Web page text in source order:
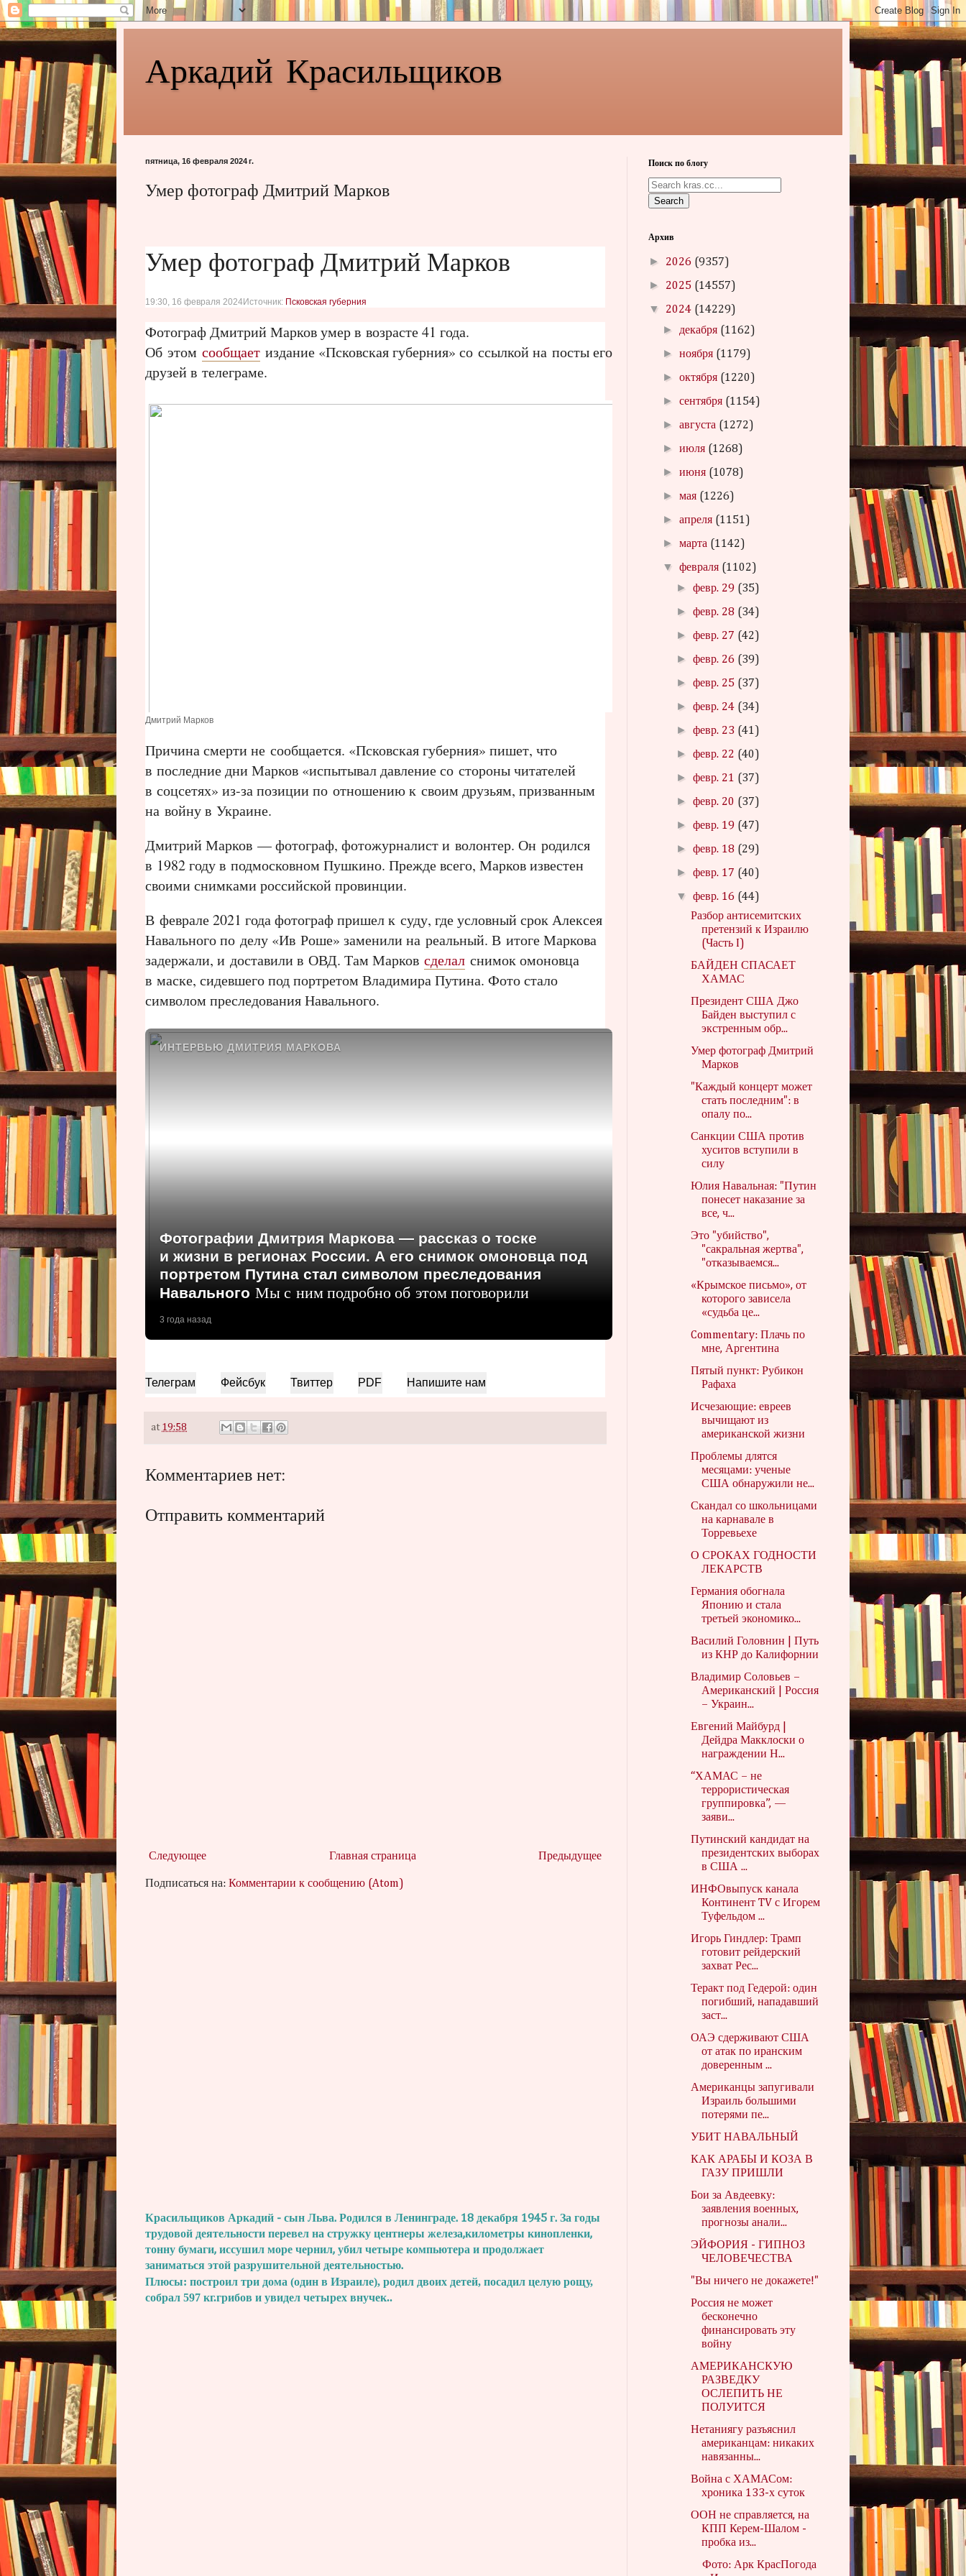
Аркадий Красильщиков
пятница, 16 февраля 2024 г.
Умер фотограф Дмитрий Марков
Умер фотограф Дмитрий Марков
19:30, 16 февраля 2024Источник: Псковская губерния
Фотограф Дмитрий Марков умер в возрасте 41 года.
Об этом сообщает издание «Псковская губерния» со ссылкой на посты его
друзей в телеграме.
Дмитрий Марков
Причина смерти не сообщается. «Псковская губерния» пишет, что
в последние дни Марков «испытывал давление со стороны читателей
в соцсетях» из-за позиции по отношению к своим друзьям, призванным
на войну в Украине.
Дмитрий Марков — фотограф, фотожурналист и волонтер. Он родился
в 1982 году в подмосковном Пушкино. Прежде всего, Марков известен
своими снимками российской провинции.
В феврале 2021 года фотограф пришел к суду, где условный срок Алексея
Навального по делу «Ив Роше» заменили на реальный. В итоге Маркова
задержали, и доставили в ОВД. Там Марков сделал снимок омоновца
в маске, сидевшего под портретом Владимира Путина. Фото стало
символом преследования Навального.
ИНТЕРВЬЮ ДМИТРИЯ МАРКОВА
Фотографии Дмитрия Маркова — рассказ о тоске
и жизни в регионах России. А его снимок омоновца под
портретом Путина стал символом преследования
Навального Мы с ним подробно об этом поговорили
3 года назад
Телеграм Фейсбук Твиттер PDF Напишите нам
at 19:58
Комментариев нет:
Отправить комментарий
Следующее Предыдущее
Главная страница
Подписаться на: Комментарии к сообщению (Atom)
Красильщиков Аркадий - сын Льва. Родился в Ленинграде. 18 декабря 1945 г. За годы
трудовой деятельности перевел на стружку центнеры железа,километры кинопленки,
тонну бумаги, иссушил море чернил, убил четыре компьютера и продолжает
заниматься этой разрушительной деятельностью.
Плюсы: построил три дома (один в Израиле), родил двоих детей, посадил целую рощу,
собрал 597 кг.грибов и увидел четырех внучек..
Поиск по блогу
Search
Архив
► 2026 (9357)
► 2025 (14557)
▼ 2024 (14229)
► декабря (1162)
►ноября (1179)
►октября (1220)
►сентября (1154)
►августа (1272)
►июля (1268)
►июня (1078)
►мая (1226)
►апреля (1151)
►марта (1142)
▼февраля (1102)
►февр. 29 (35)
►февр. 28 (34)
►февр. 27 (42)
►февр. 26 (39)
►февр. 25 (37)
►февр. 24 (34)
►февр. 23 (41)
►февр. 22 (40)
►февр. 21 (37)
►февр. 20 (37)
►февр. 19 (47)
►февр. 18 (29)
►февр. 17 (40)
▼февр. 16 (44)
Разбор антисемитских
претензий к Израилю
(Часть I)
БАЙДЕН СПАСАЕТ
ХАМАС
Президент США Джо
Байден выступил с
экстренным обр...
Умер фотограф Дмитрий
Марков
"Каждый концерт может
стать последним": в
опалу по...
Санкции США против
хуситов вступили в
силу
Юлия Навальная: "Путин
понесет наказание за
все, ч...
Это "убийство",
"сакральная жертва",
"отказываемся...
«Крымское письмо», от
которого зависела
«судьба це...
Commentary: Плачь по
мне, Аргентина
Пятый пункт: Рубикон
Рафаха
Исчезающие: евреев
вычищают из
американской жизни
Проблемы длятся
месяцами: ученые
США обнаружили не...
Скандал со школьницами
на карнавале в
Торревьехе
О СРОКАХ ГОДНОСТИ
ЛЕКАРСТВ
Германия обогнала
Японию и стала
третьей экономико...
Василий Головнин | Путь
из КНР до Калифорнии
Владимир Соловьев –
Американский | Россия
– Украин...
Евгений Майбурд |
Дейдра Макклоски о
награждении Н...
“ХАМАС – не
террористическая
группировка”, —
заяви...
Путинский кандидат на
президентских выборах
в США ...
ИНФОвыпуск канала
Континент TV с Игорем
Туфельдом ...
Игорь Гиндлер: Трамп
готовит рейдерский
захват Рес...
Теракт под Гедерой: один
погибший, нападавший
заст...
ОАЭ сдерживают США
от атак по иранским
доверенным ...
Американцы запугивали
Израиль большими
потерями пе...
УБИТ НАВАЛЬНЫЙ
КАК АРАБЫ И КОЗА В
ГАЗУ ПРИШЛИ
Бои за Авдеевку:
заявления военных,
прогнозы анали...
ЭЙФОРИЯ - ГИПНОЗ
ЧЕЛОВЕЧЕСТВА
"Вы ничего не докажете!"
Россия не может
бесконечно
финансировать эту
войну
АМЕРИКАНСКУЮ
РАЗВЕДКУ
ОСЛЕПИТЬ НЕ
ПОЛУИТСЯ
Нетаниягу разъяснил
американцам: никаких
навязанны...
Война с ХАМАСом:
хроника 133-х суток
ООН не справляется, на
КПП Керем-Шалом -
пробка из...
Фото: Арк КрасПогода